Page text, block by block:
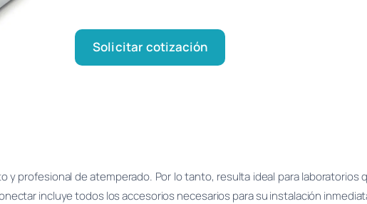
Solicitar cotización
y profesional de atemperado. Por lo tanto, resulta ideal para
incluye todos los accesorios necesarios para su instalación